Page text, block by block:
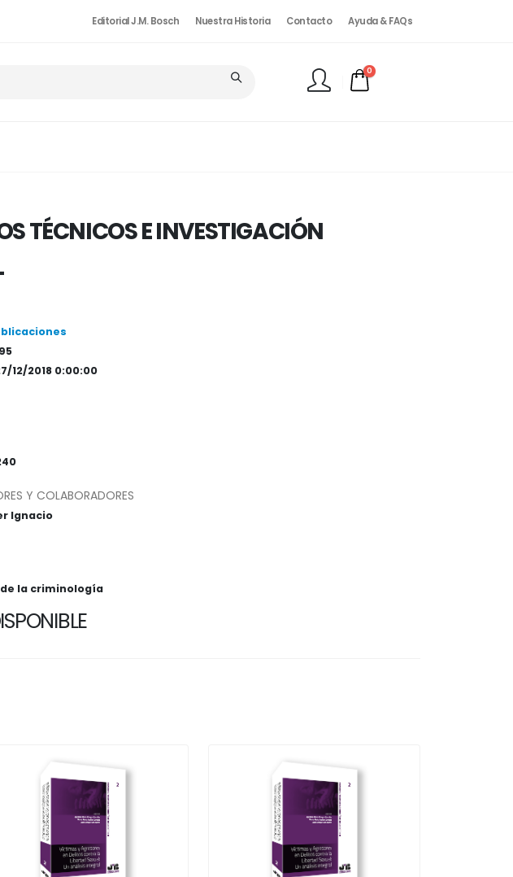
Editorial J.M. Bosch Nuestra Historia Contacto Ayuda & FAQs
0
TÉCNICOS E INVESTIGACIÓN
12/2018 0:00:00
Y COLABORADORES
Ignacio
la criminología